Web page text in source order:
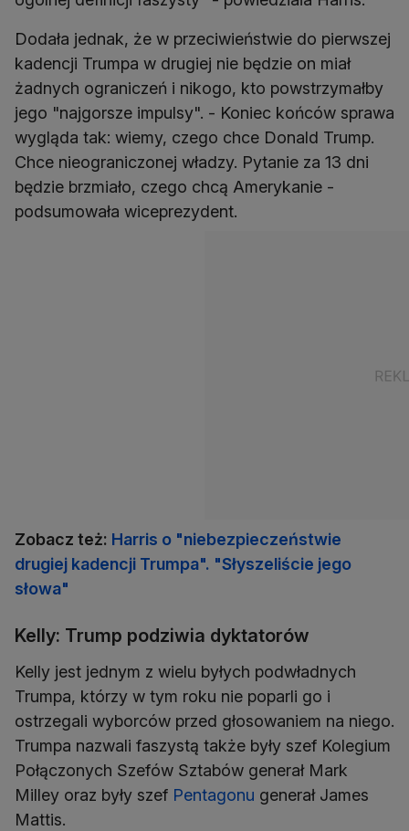
Dodała jednak, że w przeciwieństwie do pierwszej
kadencji Trumpa w drugiej nie będzie on miał
żadnych ograniczeń i nikogo, kto powstrzymałby
jego "najgorsze impulsy". - Koniec końców sprawa
wygląda tak: wiemy, czego chce Donald Trump.
Chce nieograniczonej władzy. Pytanie za 13 dni
będzie brzmiało, czego chcą Amerykanie -
podsumowała wiceprezydent.
Zobacz też: Harris o "niebezpieczeństwie
drugiej kadencji Trumpa". "Słyszeliście jego
słowa"
Kelly: Trump podziwia dyktatorów
Kelly jest jednym z wielu byłych podwładnych
Trumpa, którzy w tym roku nie poparli go i
ostrzegali wyborców przed głosowaniem na niego.
Trumpa nazwali faszystą także były szef Kolegium
Połączonych Szefów Sztabów generał Mark
Milley oraz były szef Pentagonu generał James
Mattis.